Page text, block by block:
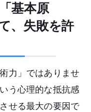
基本原
、失敗を許
力」ではありませ
う心理的な抵抗感
せる最大の要因で